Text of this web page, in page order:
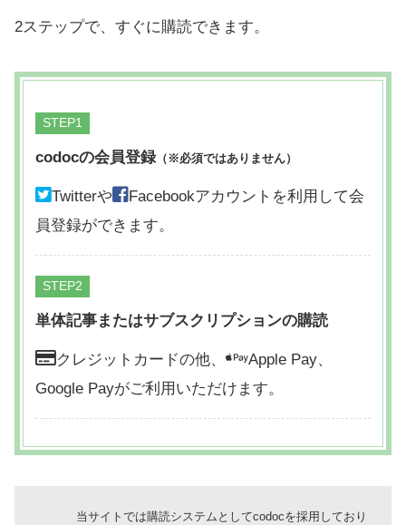
2ステップで、すぐに購読できます。
STEP
codocの会員登録（※必須ではありません）
Twitterや
Facebookアカウントを利用して会
員登録ができます。
STEP
単体記事またはサブスクリプションの購読
クレジットカードの他、
Apple Pay、
Google Payがご利用いただけます。
当サイトでは購読システムとしてcodocを採用しており